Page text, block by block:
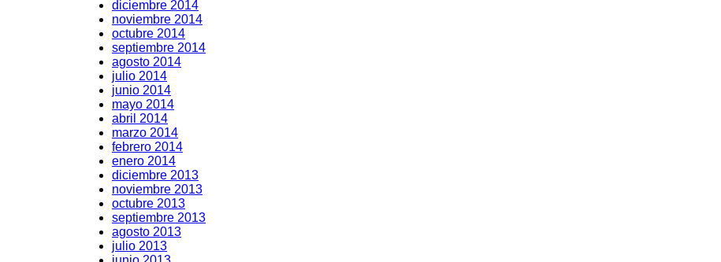
diciembre 2014
noviembre 2014
octubre 2014
septiembre 2014
agosto 2014
julio 2014
junio 2014
mayo 2014
abril 2014
marzo 2014
febrero 2014
enero 2014
diciembre 2013
noviembre 2013
octubre 2013
septiembre 2013
agosto 2013
julio 2013